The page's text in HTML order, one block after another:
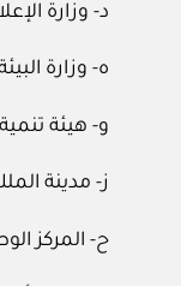
د- وزارة
ه- وزارة
و- هيئة
ز- مدينة
ح- المركز